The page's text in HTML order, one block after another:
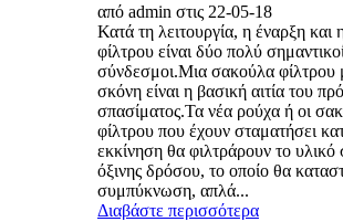
από admin στις 22-05-18
Κατά τη λειτουργία, η έναρξη και
φίλτρου είναι δύο πολύ
σύνδεσμοι.Μια σακούλα φίλτρου
σκόνη είναι η βασική αιτία του
σπασίματος.Τα νέα ρούχα ή οι
φίλτρου που έχουν σταματήσει
εκκίνηση θα φιλτράρουν το υλικό
όξινης δρόσου, το οποίο θα
συμπύκνωση, απλά...
Διαβάστε περισσότερα